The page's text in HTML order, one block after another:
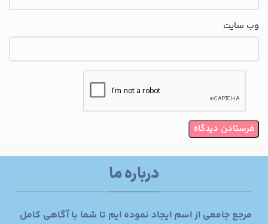
وب‌ سایت
درباره ما
مرجع جامعی از اسم ایجاد نموده ایم تا شما با آگاهی کامل